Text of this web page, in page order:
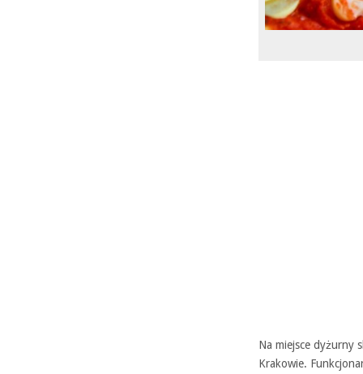
Na miejsce dyżurny
Krakowie.